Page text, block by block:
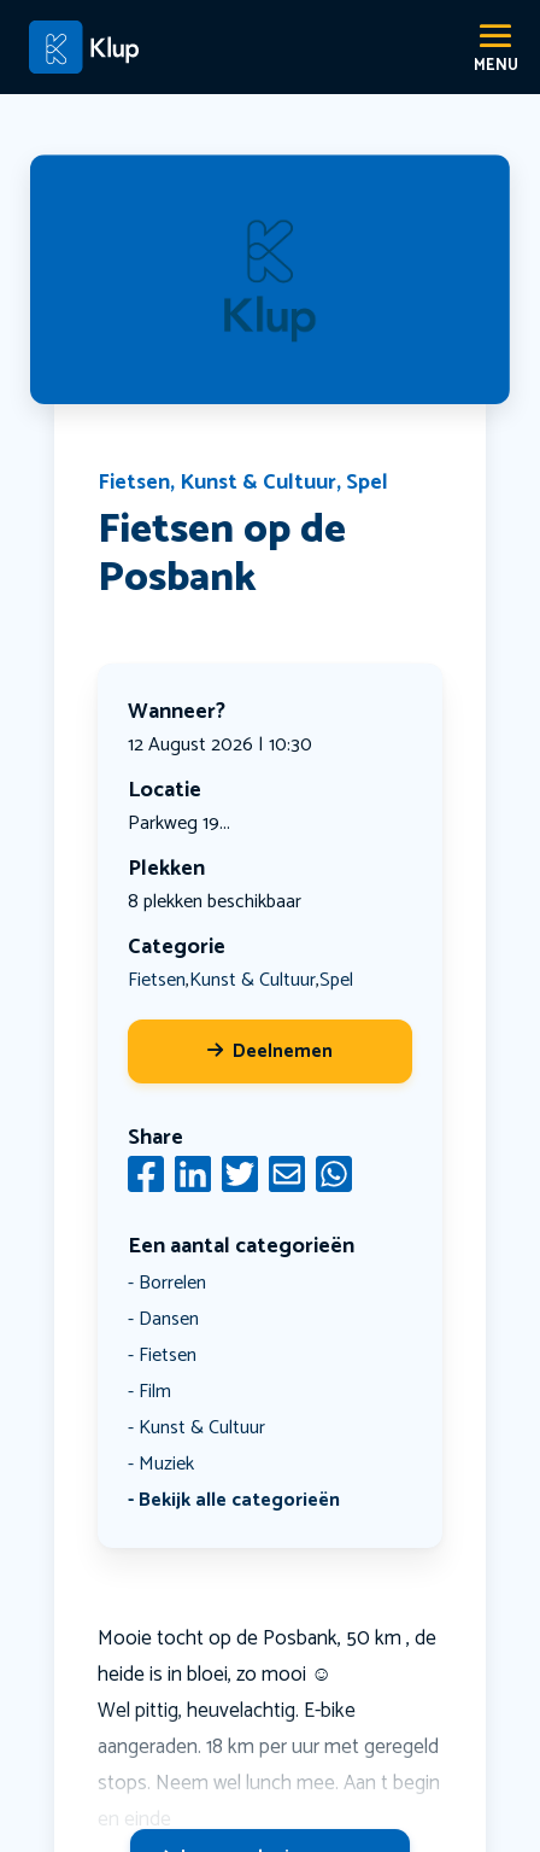
Fietsen, Kunst & Cultuur,Spel
Fietsen op de
Posbank
Wanneer?
12 August 2026 | 10:30
Locatie
Parkweg 19...
Plekken
8 plekken beschikbaar
Categorie
Fietsen,Kunst & Cultuur,Spel
Deelnemen
Share
Een aantal categorieën
Borrelen
Dansen
Fietsen
Film
Kunst & Cultuur
Muziek
Bekijk alle categorieën
Mooie tocht op de Posbank, 50 km , de
heide is in bloei, zo mooi ☺️
Wel pittig, heuvelachtig. E-bike
aangeraden. 18 km per uur met geregeld
stops. Neem wel lunch mee. Aan t begin
en einde